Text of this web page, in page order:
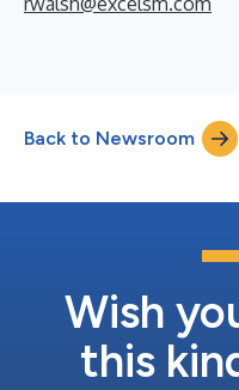
Back to Newsroom
Wish
this